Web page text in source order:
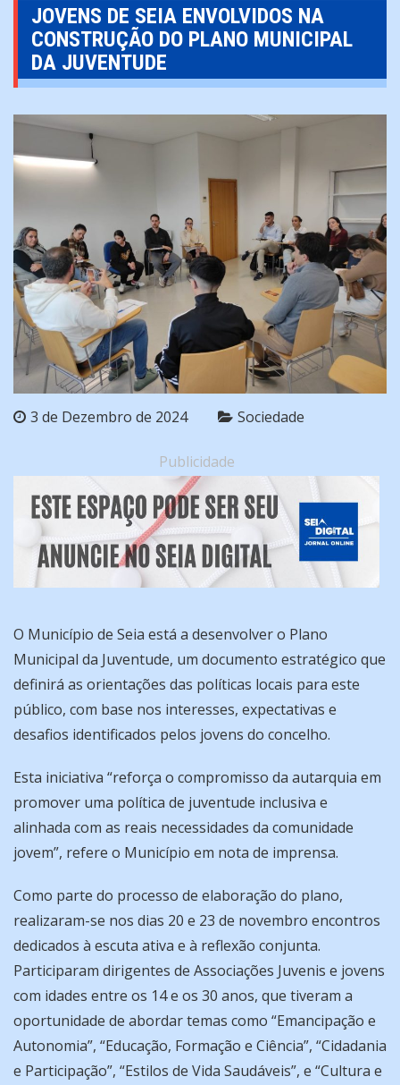
JOVENS DE SEIA ENVOLVIDOS NA
CONSTRUÇÃO DO PLANO MUNICIPAL
DA JUVENTUDE
3 de Dezembro de 2024 Sociedade
Publicidade
O Município de Seia está a desenvolver o Plano
Municipal da Juventude, um documento estratégico que
definirá as orientações das políticas locais para este
público, com base nos interesses, expectativas e
desafios identificados pelos jovens do concelho.
Esta iniciativa “reforça o compromisso da autarquia em
promover uma política de juventude inclusiva e
alinhada com as reais necessidades da comunidade
jovem”, refere o Município em nota de imprensa.
Como parte do processo de elaboração do plano,
realizaram-se nos dias 20 e 23 de novembro encontros
dedicados à escuta ativa e à reflexão conjunta.
Participaram dirigentes de Associações Juvenis e jovens
com idades entre os 14 e os 30 anos, que tiveram a
oportunidade de abordar temas como “Emancipação e
Autonomia”, “Educação, Formação e Ciência”, “Cidadania
e Participação”, “Estilos de Vida Saudáveis”, e “Cultura e